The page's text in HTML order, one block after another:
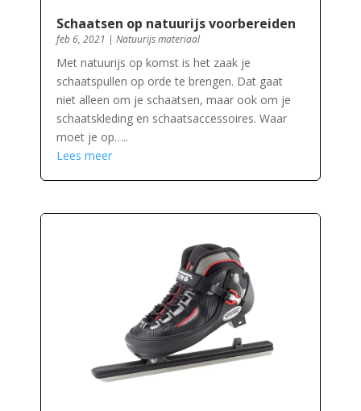
Schaatsen op natuurijs voorbereiden
feb 6, 2021 | Natuurijs materiaal
Met natuurijs op komst is het zaak je
schaatspullen op orde te brengen. Dat gaat
niet alleen om je schaatsen, maar ook om je
schaatskleding en schaatsaccessoires. Waar
moet je op…..
Lees meer